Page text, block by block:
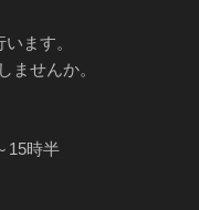
ます。
ませんか。
時半